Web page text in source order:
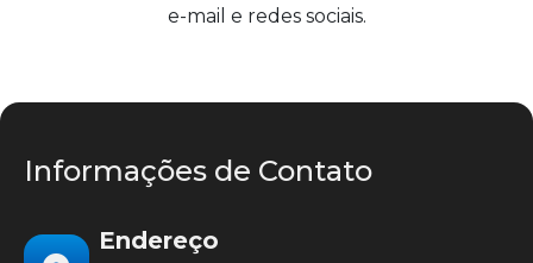
e-mail e redes sociais.
Informações de Contato
Endereço